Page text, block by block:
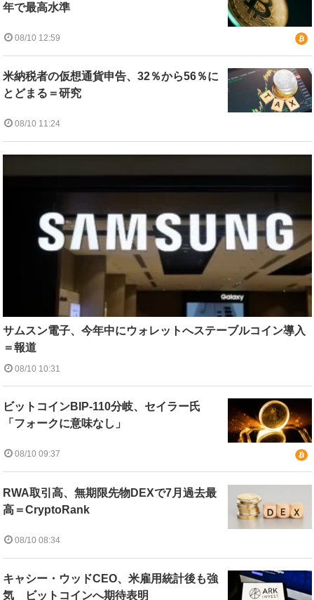
年で最高水準
08/10 12:59
米納税者の仮想通貨申告、32％から56％に
とどまる＝研究
08/10 11:24
サムスン電子、今年中にウォレットへステーブルコイン導入
＝報道
08/10 10:31
ビットコインBIP-110分岐、セイラー氏
「フォークに意味なし」
08/10 09:37
RWA取引高、無期限先物DEXで7月過去最
高＝CryptoRank
08/10 08:34
キャシー・ウッドCEO、米雇用統計後も強
気 ビットコインへ期待表明